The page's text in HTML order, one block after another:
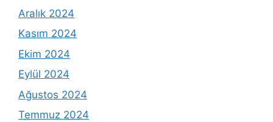
Aralık 2024
Kasım 2024
Ekim 2024
Eylül 2024
Ağustos 2024
Temmuz 2024